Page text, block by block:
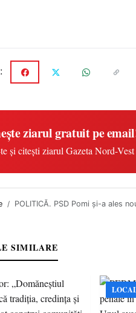
ziarul gratuit pe
și citești ziarul Gazeta Nord-
POLITICĂ. PSD Pomi și-a ales
SIMILARE